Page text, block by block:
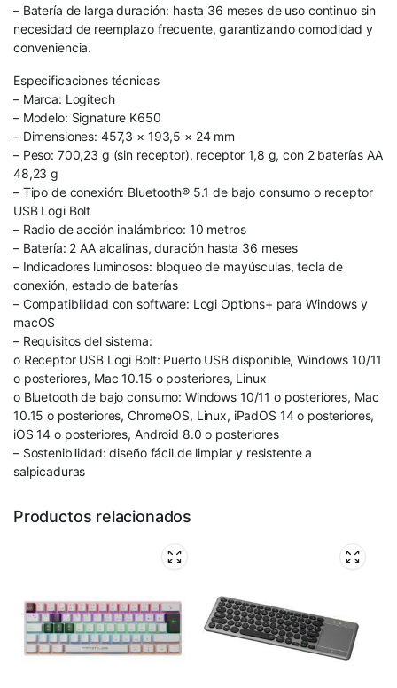
– Batería de larga duración: hasta 36 meses de uso continuo sin
necesidad de reemplazo frecuente, garantizando comodidad y
conveniencia.
Especificaciones técnicas
– Marca: Logitech
– Modelo: Signature K650
– Dimensiones: 457,3 × 193,5 × 24 mm
– Peso: 700,23 g (sin receptor), receptor 1,8 g, con 2 baterías AA
48,23 g
– Tipo de conexión: Bluetooth® 5.1 de bajo consumo o receptor
USB Logi Bolt
– Radio de acción inalámbrico: 10 metros
– Batería: 2 AA alcalinas, duración hasta 36 meses
– Indicadores luminosos: bloqueo de mayúsculas, tecla de
conexión, estado de baterías
– Compatibilidad con software: Logi Options+ para Windows y
macOS
– Requisitos del sistema:
o Receptor USB Logi Bolt: Puerto USB disponible, Windows 10/11
o posteriores, Mac 10.15 o posteriores, Linux
o Bluetooth de bajo consumo: Windows 10/11 o posteriores, Mac
10.15 o posteriores, ChromeOS, Linux, iPadOS 14 o posteriores,
iOS 14 o posteriores, Android 8.0 o posteriores
– Sostenibilidad: diseño fácil de limpiar y resistente a
salpicaduras
Productos relacionados